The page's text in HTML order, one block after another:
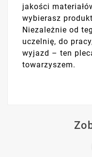
jakości
wybierasz
Niezależnie od
uczelnię, do
wyjazd – ten
towarzyszem.